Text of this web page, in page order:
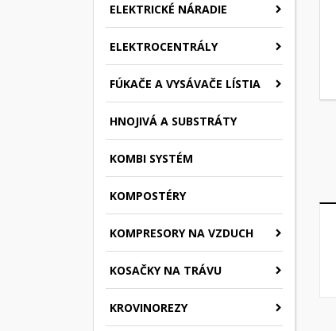
ELEKTRICKÉ NÁRADIE
ELEKTROCENTRÁLY
FÚKAČE A VYSÁVAČE LÍSTIA
HNOJIVÁ A SUBSTRÁTY
KOMBI SYSTÉM
KOMPOSTÉRY
KOMPRESORY NA VZDUCH
KOSAČKY NA TRÁVU
KROVINOREZY